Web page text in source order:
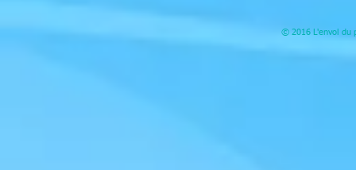
© 2016 L'envol du